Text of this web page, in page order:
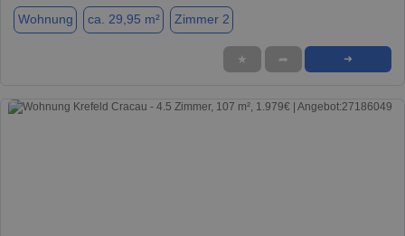
Wohnung ca. 29,95 m² Zimmer 2
★ ➦ ➜